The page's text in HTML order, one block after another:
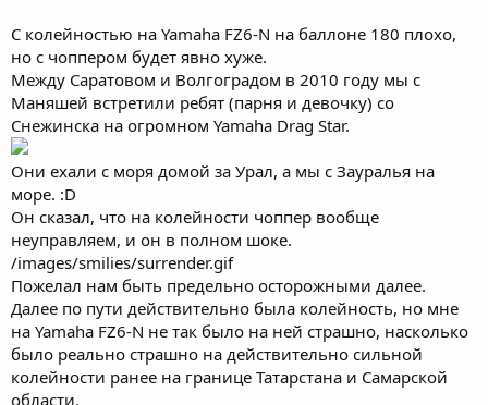
С колейностью на Yamaha FZ6-N на баллоне 180 плохо,
но с чоппером будет явно хуже.
Между Саратовом и Волгоградом в 2010 году мы с
Маняшей встретили ребят (парня и девочку) со
Снежинска на огромном Yamaha Drag Star.
Они ехали с моря домой за Урал, а мы с Зауралья на
море. :D
Он сказал, что на колейности чоппер вообще
неуправляем, и он в полном шоке.
/images/smilies/surrender.gif
Пожелал нам быть предельно осторожными далее.
Далее по пути действительно была колейность, но мне
на Yamaha FZ6-N не так было на ней страшно, насколько
было реально страшно на действительно сильной
колейности ранее на границе Татарстана и Самарской
области.